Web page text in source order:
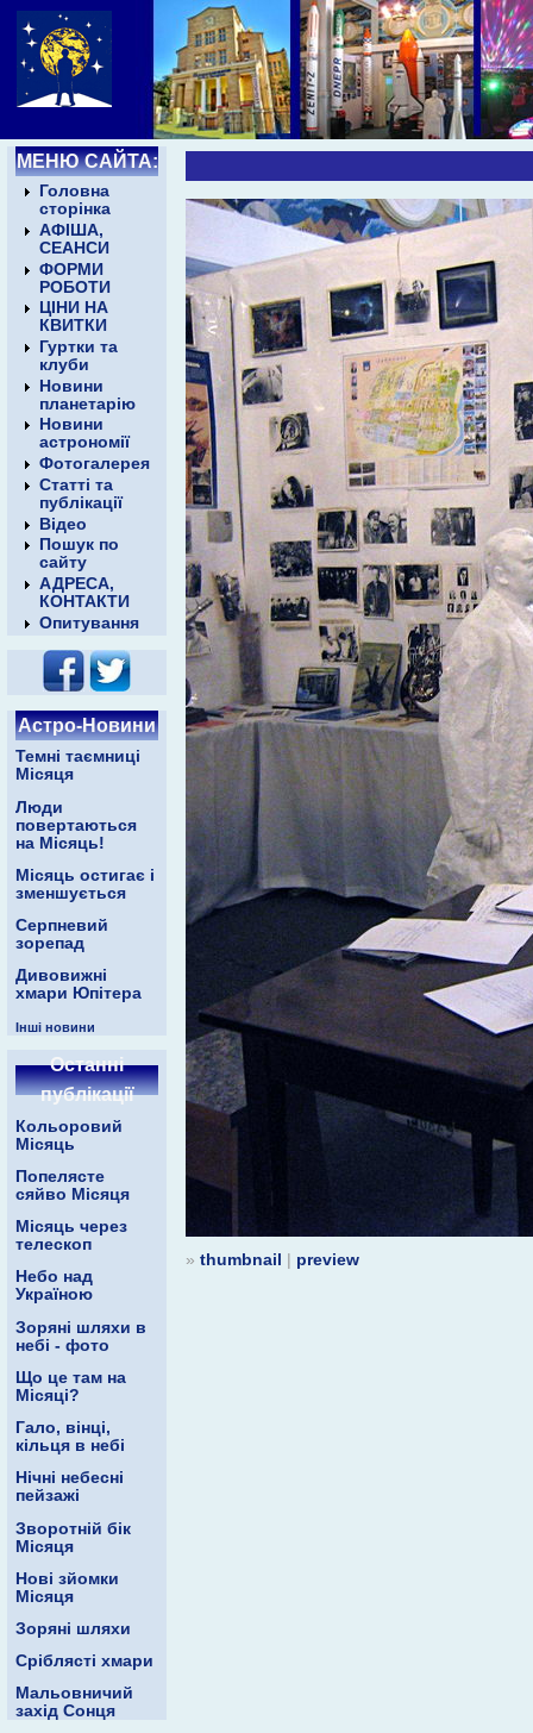
МЕНЮ САЙТА:
Головна
сторінка
АФІША,
СЕАНСИ
ФОРМИ
РОБОТИ
ЦІНИ НА
КВИТКИ
Гуртки та
клуби
Новини
планетарію
Новини
астрономії
Фотогалерея
Статті та
публікації
Відео
Пошук по
сайту
АДРЕСА,
КОНТАКТИ
Опитування
Астро-Новини
Темні таємниці
Місяця
Люди
повертаються
на Місяць!
Місяць остигає і
зменшується
Серпневий
зорепад
Дивовижні
хмари Юпітера
Інші новини
Останні
публікації
Кольоровий
Місяць
Попелясте
сяйво Місяця
Місяць через
телескоп
Небо над
Україною
Зоряні шляхи в
небі - фото
Що це там на
Місяці?
Гало, вінці,
кільця в небі
Нічні небесні
пейзажі
Зворотній бік
Місяця
Нові зйомки
Місяця
Зоряні шляхи
Сріблясті хмари
Мальовничий
захід Сонця
» thumbnail preview